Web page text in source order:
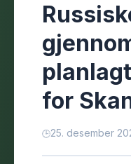
for
25. desember